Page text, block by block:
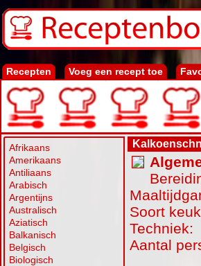
Recepten Voeg een recept toe
Afrikaans
Amerikaans
Antiliaans
Arabisch
Argentijns
Australisch
Aziatisch
Balkanisch
Belgisch
Biologisch
Soort
Techniek:
Aantal